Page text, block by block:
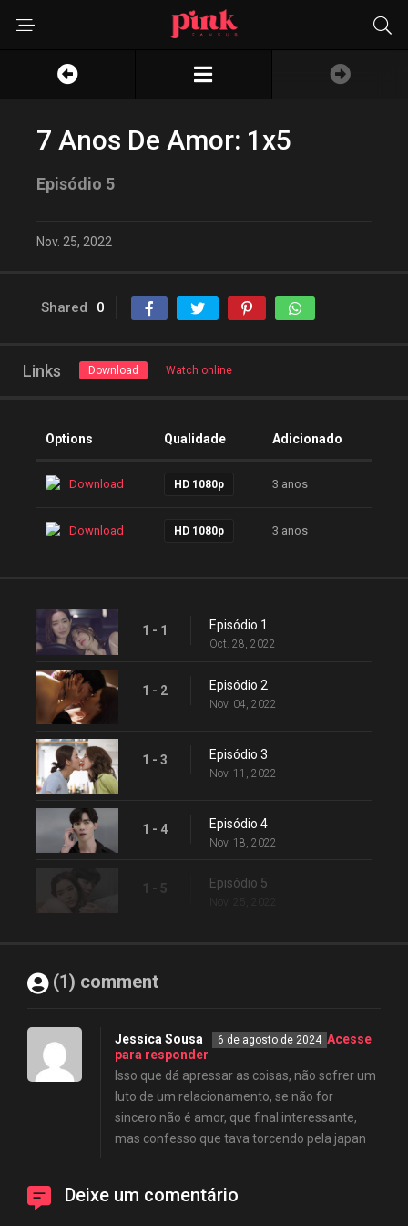
7 Anos De Amor: 1x5
Episódio 5
Nov. 25, 2022
Shared 0
Links Download Watch online
Options Qualidade Adicionado
Download HD 1080p 3 anos
Download HD 1080p 3 anos
1 - 1 Episódio 1
Oct. 28, 2022
1 - 2 Episódio 2
Nov. 04, 2022
1 - 3 Episódio 3
Nov. 11, 2022
1 - 4 Episódio 4
Nov. 18, 2022
1 - 5 Episódio 5
(1) comment
Jessica Sousa 6 de agosto de 2024 Acesse
para responder
Isso que dá apressar as coisas, não sofrer um
luto de um relacionamento, se não for
sincero não é amor, que final interessante,
mas confesso que tava torcendo pela japan
Deixe um comentário